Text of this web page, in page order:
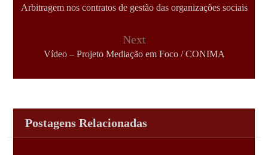
Arbitragem nos contratos de gestão das organizações sociais
Next
Vídeo – Projeto Mediação em Foco / CONIMA
Postagens Relacionadas